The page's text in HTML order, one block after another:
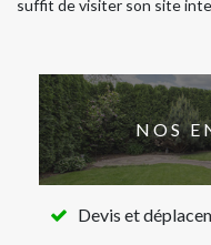
suffit de visiter son site
NOS
Devis et